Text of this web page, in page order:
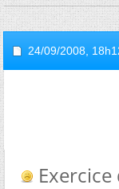
24/09/2008,